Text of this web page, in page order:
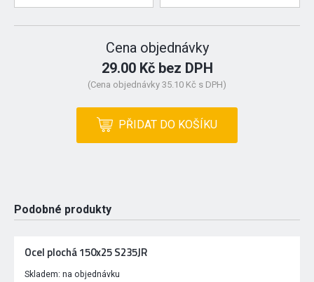
Cena objednávky
29.00 Kč bez DPH
(Cena objednávky 35.10 Kč s DPH)
PŘIDAT DO KOŠÍKU
Podobné produkty
Ocel plochá 150x25 S235JR
Skladem: na objednávku